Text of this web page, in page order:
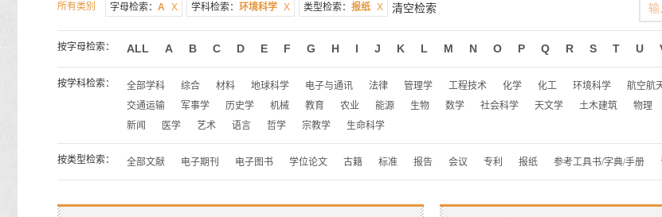
所有类别 字母检索： A X 学科检索： 环境科学 X 类型检索： 报纸 X 清空检索
按字母检索： ALL A B C D E F G H I J K L M N O P Q R S T U
按学科检索： 全部学科 综合 材料 地球科学 电子与通讯 法律 管理学 工程技术 化学 化工 环境科学 航空航
交通运输
军事学 历史学 机械 教育 农业 能源 生物 数学 社会科学 天文学 土木建筑 物理
新闻
医学 艺术 语言 哲学 宗教学 生命科学
按类型检索： 全部文献 电子期刊 电子图书 学位论文 古籍 标准 报告 会议 专利 报纸 参考工具书/字典/手册